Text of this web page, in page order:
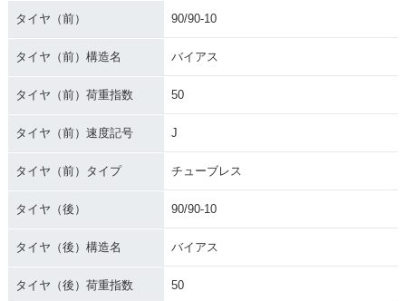
タイヤ（前） 90/90-10
タイヤ（前）構造名 バイアス
タイヤ（前）荷重指数 50
タイヤ（前）速度記号 J
タイヤ（前）タイプ チューブレス
タイヤ（後） 90/90-10
タイヤ（後）構造名 バイアス
タイヤ（後）荷重指数 50